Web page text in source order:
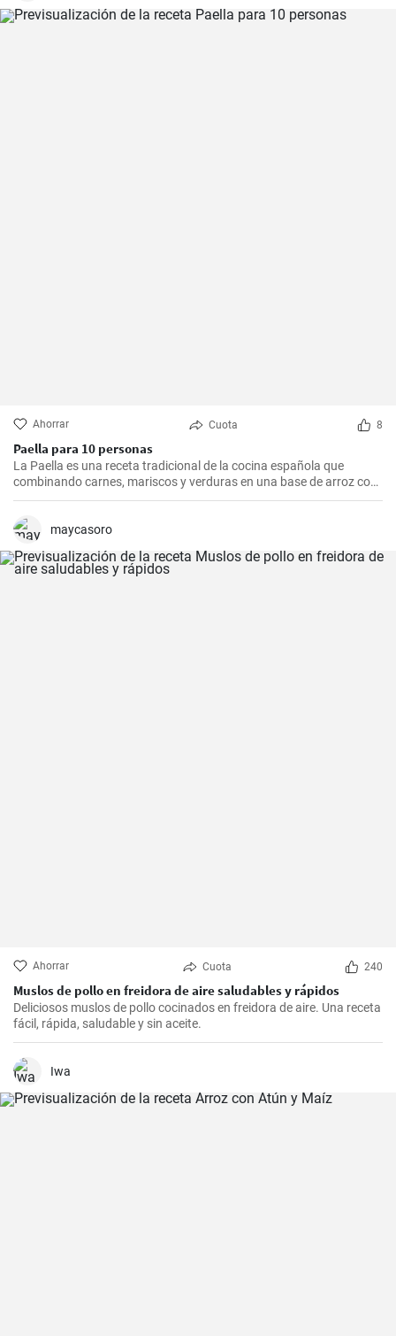
Ahorrar Cuota 8
Paella para 10 personas
La Paella es una receta tradicional de la cocina española que
combinando carnes, mariscos y verduras en una base de arroz con
una mezcla de especias, ofrece una experiencia culinaria llena de
forma de hacer la paella, esta receta se acerca a la versión más
clásica, la valenciana.
maycasoro
Ahorrar Cuota 240
Muslos de pollo en freidora de aire saludables y rápidos
Deliciosos muslos de pollo cocinados en freidora de aire. Una receta
fácil, rápida, saludable y sin aceite.
Iwa